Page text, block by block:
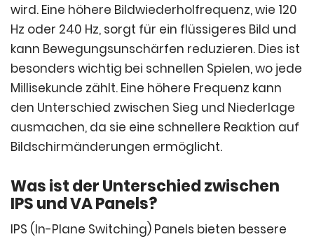
wird. Eine höhere Bildwiederholfrequenz, wie 120
Hz oder 240 Hz, sorgt für ein flüssigeres Bild und
kann Bewegungsunschärfen reduzieren. Dies ist
besonders wichtig bei schnellen Spielen, wo jede
Millisekunde zählt. Eine höhere Frequenz kann
den Unterschied zwischen Sieg und Niederlage
ausmachen, da sie eine schnellere Reaktion auf
Bildschirmänderungen ermöglicht.
Was ist der Unterschied zwischen
IPS und VA Panels?
IPS (In-Plane Switching) Panels bieten bessere